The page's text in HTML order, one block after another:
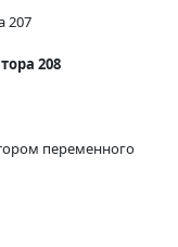
207
208
переменного